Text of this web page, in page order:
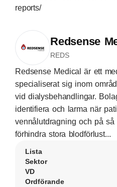
reports/
Redsense
REDS
Redsense Medical är ett
specialiserat sig inom
vid dialysbehandlingar.
identifiera och larma när
vennålutdragning och på
förhindra stora blodförlust...
Lista
Sektor
VD
Ordförande